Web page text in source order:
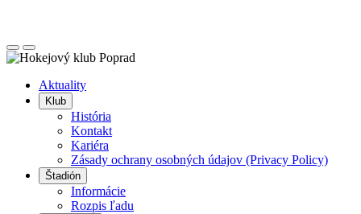
Posunúť
doľava
Posunúť
doprava
Aktuality
Klub
História
Kontakt
Kariéra
Zásady ochrany osobných údajov (Privacy Policy)
Štadión
Informácie
Rozpis ľadu